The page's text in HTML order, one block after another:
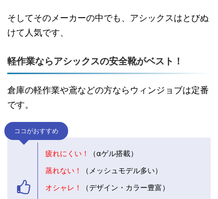
そしてそのメーカーの中でも、アシックスはとびぬ
けて人気です、
軽作業ならアシックスの安全靴がベスト！
倉庫の軽作業や鳶などの方ならウィンジョブは定番
です。
ココがおすすめ
疲れにくい！
（αゲル搭載）
蒸れない！
（メッシュモデル多い）
オシャレ！
（デザイン・カラー豊富）